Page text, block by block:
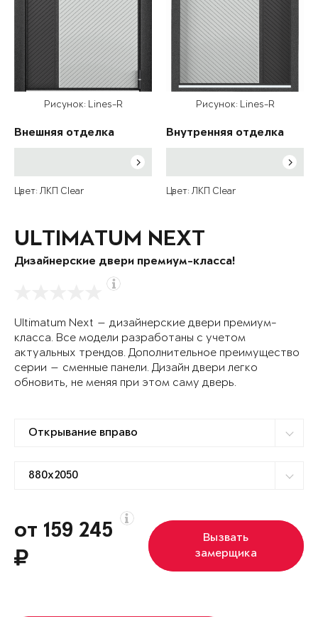
Рисунок: Lines-R
Внешняя отделка
Цвет: ЛКП Clear
Рисунок: Lines-R
Внутренняя отделка
Цвет: ЛКП Clear
ULTIMATUM NEXT
Дизайнерские двери премиум-класса!
Ultimatum Next — дизайнерские двери премиум-
класса. Все модели разработаны с учетом
актуальных трендов. Дополнительное преимущество
серии — сменные панели. Дизайн двери легко
обновить, не меняя при этом саму дверь.
от 159 245
Вызвать
замерщика